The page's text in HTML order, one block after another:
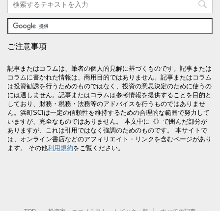
ご注意事項
記事またはコラムは、筆者の個人的見解に基づくものです。記事または
コラムに書かれた情報は、商用目的ではありません。記事またはコラム
は投資勧誘を行うためのものではなく、投資の意思決定のために使うの
には適しません。記事またはコラムは参考情報を提供することを目的と
しており、財務・税務・法務等のアドバイスを行うものではありませ
ん。浜町SCIは一定の信頼性を維持するための合理的な範囲で努力して
いますが、完全なものではありません。 本文中に《》で囲んだ部分が
ありますが、これは引用ではなく強調のためのものです。 本サイトで
は、オンライン書店などのアフィリエイト・リンクを含むページがあり
ます。 その他利用規約をご覧ください。